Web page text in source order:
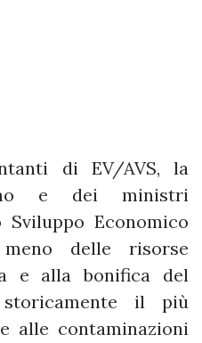
di EV/AVS, la
e dei ministri
Sviluppo Economico
delle risorse
e alla bonifica del
il più
alle contaminazioni